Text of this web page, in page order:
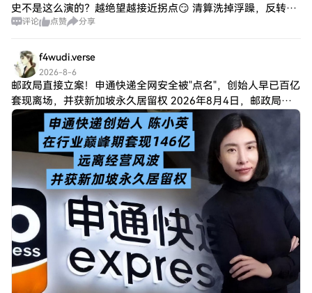
史不是这么演的？越绝望越接近拐点😏 清算洗掉浮躁，反转才
有空间。资金已经悄悄布局，车门要关了，犹豫的只能目送更
评论 点赞 分享
f4wudi.verse
2026-8-6
邮政局直接立案！申通快递全网安全被"点名"，创始人早已百亿
套现离场，并获新加坡永久居留权 2026年8月4日，邮政局正
式通报，对申通快递总部立案调查。 理由是：今年以来，申通
多家加盟网点都发生了安全事